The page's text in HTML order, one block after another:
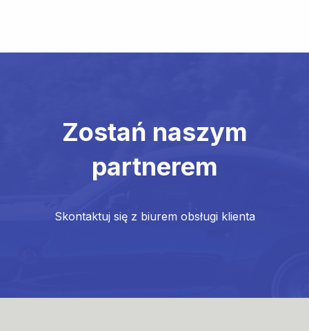
Zostań naszym
partnerem
Skontaktuj się z biurem obsługi klienta